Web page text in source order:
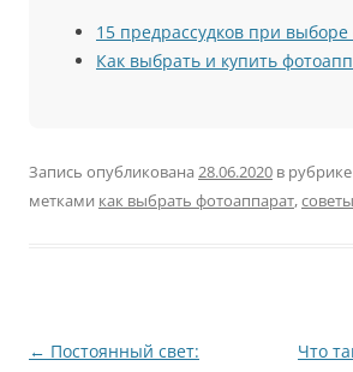
15 предрассудков при
Как выбрать и купить
Запись опубликована 28.06.2020 в рубрике
метками как выбрать фотоаппарат,
Навигация
← Постоянный свет:
Что